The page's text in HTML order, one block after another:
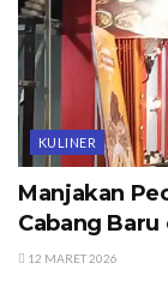
KULINER
Manjakan
Cabang
12 MARET 2026